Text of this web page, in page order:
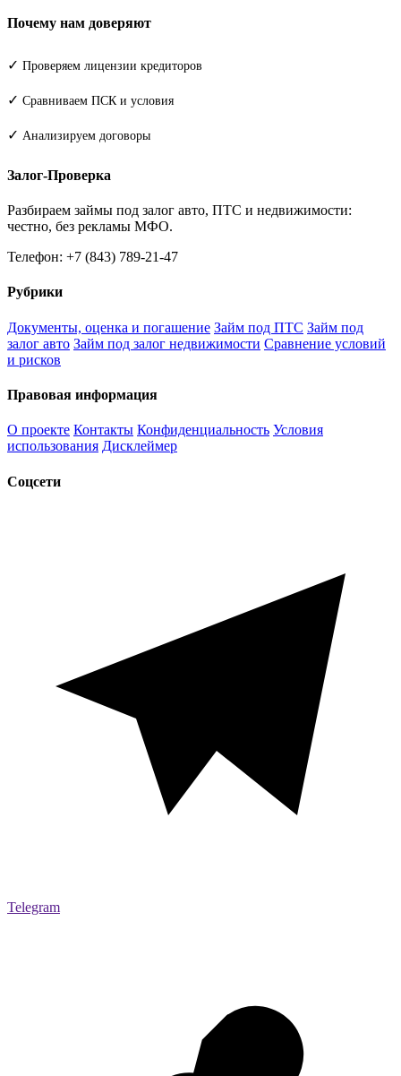
Почему нам доверяют
✓ Проверяем лицензии кредиторов
✓ Сравниваем ПСК и условия
✓ Анализируем договоры
Залог-Проверка
Разбираем займы под залог авто, ПТС и недвижимости:
честно, без рекламы МФО.
Телефон: +7 (843) 789-21-47
Рубрики
Документы, оценка и погашение Займ под ПТС Займ под
залог авто Займ под залог недвижимости Сравнение условий
и рисков
Правовая информация
О проекте Контакты Конфиденциальность Условия
использования Дисклеймер
Соцсети
Telegram